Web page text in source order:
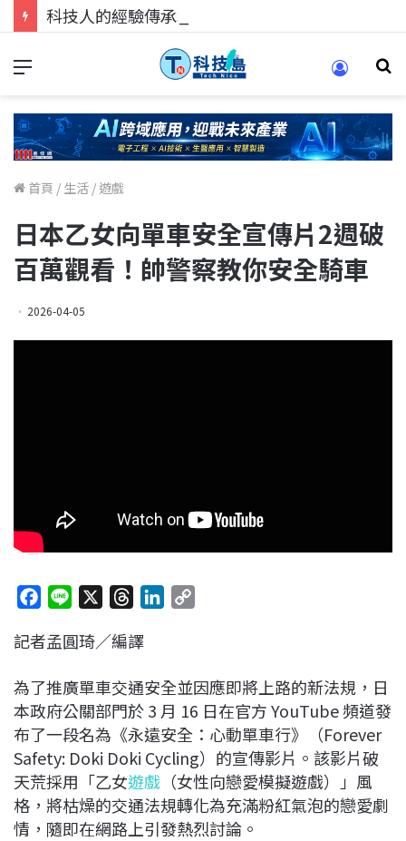
首頁 / 生活 / 遊戲
日本乙女向單車安全宣傳片2週破
百萬觀看！帥警察教你安全騎車
2026-04-05
c
b
o
o
k
n
r
a
d
s
e
d
I
n
L
i
n
k
記者孟圓琦／編譯
為了推廣單車交通安全並因應即將上路的新法規，日
本政府公關部門於 3 月 16 日在官方 YouTube 頻道發
布了一段名為《永遠安全：心動單車行》（Forever
Safety: Doki Doki Cycling）的宣傳影片。該影片破
天荒採用「乙女遊戲 （女性向戀愛模擬遊戲）」風
格，將枯燥的交通法規轉化為充滿粉紅氣泡的戀愛劇
情，隨即在網路上引發熱烈討論。